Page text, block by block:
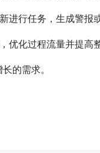
行任务，生成警报
化过程流量并提高
的需求。